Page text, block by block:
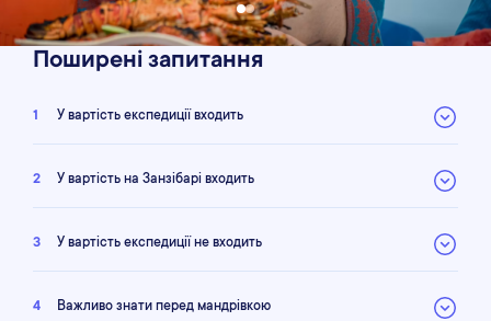
Поширені запитання
1 У вартість експедиції входить
2 У вартість на Занзібарі входить
3 У вартість експедиції не входить
4 Важливо знати перед мандрівкою